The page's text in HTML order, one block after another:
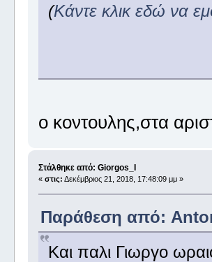
(Κάντε κλικ εδώ να
ο κοντουλης,στα
Στάλθηκε από: Giorgos_I
« στις: Δεκέμβριος 21, 2018, 17:48:09 μμ »
Παράθεση από:
Και παλι Γιωργο